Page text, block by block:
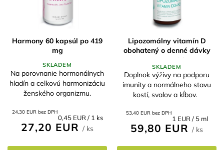
o
d
o
Harmony 60 kapsúl po 419
mg
SKLADEM
24,30 EUR bez DPH
27,20 EUR / ks
Jednotková
cena:
0,45 EUR / 1 ks
Na porovnanie hormonálnych
hladín a celkovú harmonizáciu
ženského organizmu.
Lipozomálny vitamín D
obohatený o denné dávky
K,A,E 300ml / 60
SKLADEM
53,40 EUR bez DPH
59,80 EUR / ks
Jednotková
cena:
1 EUR / 5 ml
Doplnok výživy na podporu
imunity a normálneho stavu
kostí, svalov a kĺbov.